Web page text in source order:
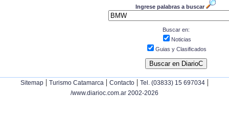
Ingrese palabras a buscar
Buscar en:
Noticias
Guias y Clasificados
Sitemap | Turismo Catamarca | Contacto | Tel. (03833) 15 697034 |
/www.diarioc.com.ar 2002-2026